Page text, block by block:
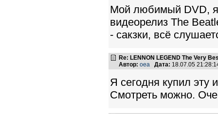
Мой любимый DVD,
видеорелиз The
- сакзки, всё
Re: LENNON LEGEND The Very
Автор: oea Дата: 18.07.05
Я сегодня купил эту
Смотреть можно.